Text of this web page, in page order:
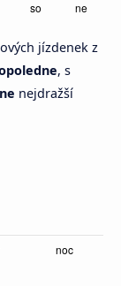
jízdenek z
, s
nejdražší